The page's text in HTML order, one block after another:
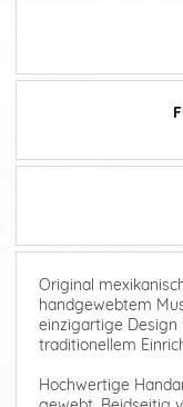
Original
handgewebtem
einzigartige Design
traditionellem
Hochwertige